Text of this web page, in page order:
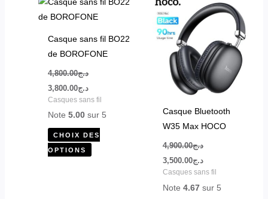
Casque sans fil BO22
de BOROFONE
د.ج4,800.00
initial
était :
د.ج4,800.00.
د.ج3,800.00
actuel
est :
Casques sans fil
Note5.00 sur 5
CHOIX DES
OPTIONS
a
choisies
sur
Casque Bluetooth
W35 Max HOCO
د.ج4,900.00
initial
était :
د.ج4,900.00.
د.ج3,500.00
actuel
est :
د.ج3,500.00.
Casques sans fil
Note 4.67sur 5
a
plusieurs
variations.
Les
options
peuvent
choisies